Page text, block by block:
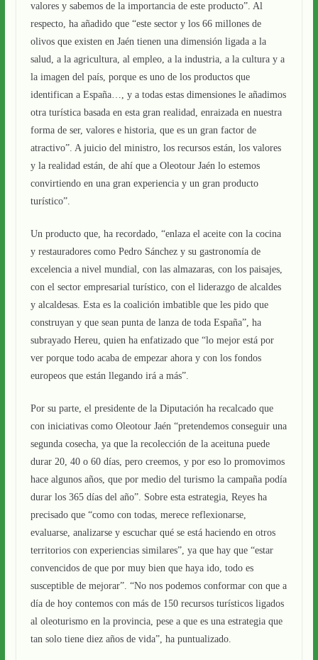
valores y sabemos de la importancia de este producto”. Al
respecto, ha añadido que “este sector y los 66 millones de
olivos que existen en Jaén tienen una dimensión ligada a la
salud, a la agricultura, al empleo, a la industria, a la cultura y a
la imagen del país, porque es uno de los productos que
identifican a España…, y a todas estas dimensiones le añadimos
otra turística basada en esta gran realidad, enraizada en nuestra
forma de ser, valores e historia, que es un gran factor de
atractivo”. A juicio del ministro, los recursos están, los valores
y la realidad están, de ahí que a Oleotour Jaén lo estemos
convirtiendo en una gran experiencia y un gran producto
turístico”.
Un producto que, ha recordado, “enlaza el aceite con la cocina
y restauradores como Pedro Sánchez y su gastronomía de
excelencia a nivel mundial, con las almazaras, con los paisajes,
con el sector empresarial turístico, con el liderazgo de alcaldes
y alcaldesas. Esta es la coalición imbatible que les pido que
construyan y que sean punta de lanza de toda España”, ha
subrayado Hereu, quien ha enfatizado que “lo mejor está por
ver porque todo acaba de empezar ahora y con los fondos
europeos que están llegando irá a más”.
Por su parte, el presidente de la Diputación ha recalcado que
con iniciativas como Oleotour Jaén “pretendemos conseguir una
segunda cosecha, ya que la recolección de la aceituna puede
durar 20, 40 o 60 días, pero creemos, y por eso lo promovimos
hace algunos años, que por medio del turismo la campaña podía
durar los 365 días del año”. Sobre esta estrategia, Reyes ha
precisado que “como con todas, merece reflexionarse,
evaluarse, analizarse y escuchar qué se está haciendo en otros
territorios con experiencias similares”, ya que hay que “estar
convencidos de que por muy bien que haya ido, todo es
susceptible de mejorar”. “No nos podemos conformar con que a
día de hoy contemos con más de 150 recursos turísticos ligados
al oleoturismo en la provincia, pese a que es una estrategia que
tan solo tiene diez años de vida”, ha puntualizado.